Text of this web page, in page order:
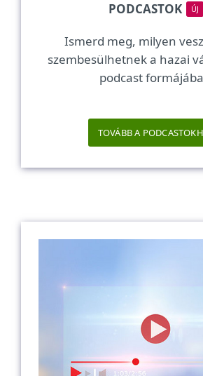
PODCASTOK ÚJ
Ismerd meg, milyen
szembesülhetnek a hazai
podcast
TOVÁBB A